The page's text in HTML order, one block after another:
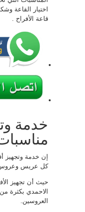
اختيار القاعة
قاعة الأفراح .
خدمة
إن خدمة وتجهيز
كل عريس وعروس
حيث أن تجهيز
الاحمدي بكثرة
العروسين.